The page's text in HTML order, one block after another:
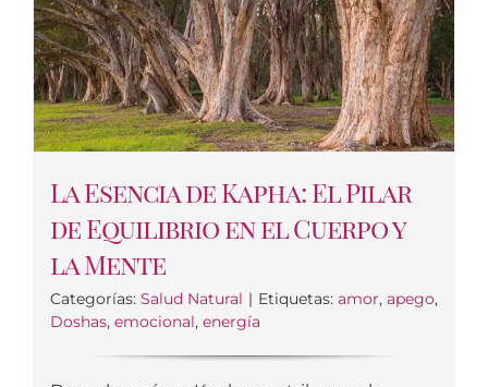
La Esencia de Kapha: El Pilar
de Equilibrio en el Cuerpo y
la Mente
Categorías: Salud Natural | Etiquetas: amor, apego,
Doshas, emocional, energía